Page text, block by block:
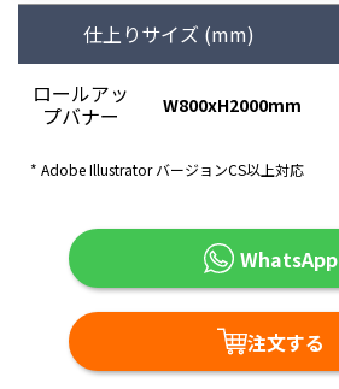
仕上りサイズ (mm)
ロールアッ
プバナー W800xH2000mm
* Adobe Illustrator バージョンCS以上対応
WhatsApp
注文する